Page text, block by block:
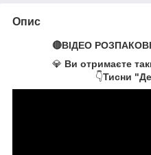
Опис
🔴ВІДЕО
💎 Ви отримаєте
👇Тисни